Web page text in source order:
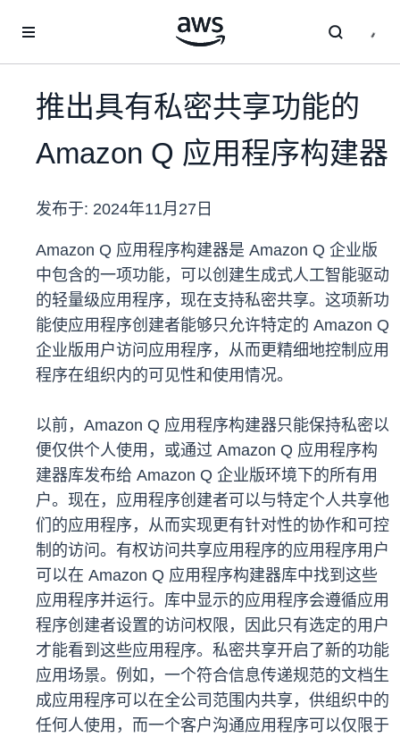
推出具有私密共享功能的
Amazon Q 应用程序构建器
发布于: 2024年11月27日
Amazon Q 应用程序构建器是 Amazon Q 企业版
中包含的一项功能，可以创建生成式人工智能驱动
的轻量级应用程序，现在支持私密共享。这项新功
能使应用程序创建者能够只允许特定的 Amazon Q
企业版用户访问应用程序，从而更精细地控制应用
程序在组织内的可见性和使用情况。
以前，Amazon Q 应用程序构建器只能保持私密以
便仅供个人使用，或通过 Amazon Q 应用程序构
建器库发布给 Amazon Q 企业版环境下的所有用
户。现在，应用程序创建者可以与特定个人共享他
们的应用程序，从而实现更有针对性的协作和可控
制的访问。有权访问共享应用程序的应用程序用户
可以在 Amazon Q 应用程序构建器库中找到这些
应用程序并运行。库中显示的应用程序会遵循应用
程序创建者设置的访问权限，因此只有选定的用户
才能看到这些应用程序。私密共享开启了新的功能
应用场景。例如，一个符合信息传递规范的文档生
成应用程序可以在全公司范围内共享，供组织中的
任何人使用，而一个客户沟通应用程序可以仅限于